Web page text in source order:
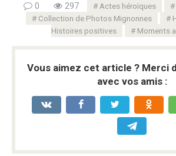
0 297 Actes héroïques
Collection de Photos Mignonnes
Histoires positives
Moments
Vous aimez cet article ? Merci
avec vos amis :